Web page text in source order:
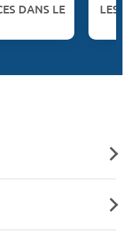
DANS LE
LES